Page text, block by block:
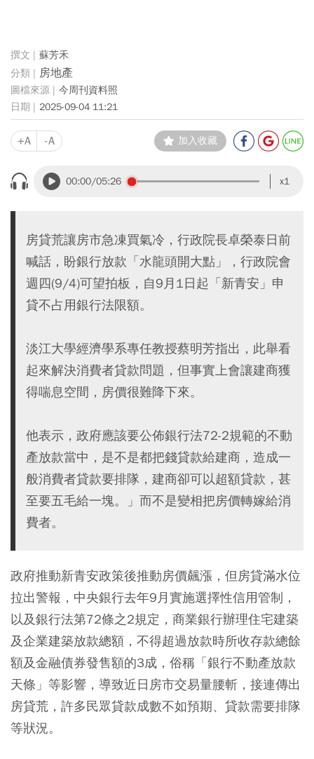
蘇芳禾
房地產
今周刊資料照
2025-09-04 11:21
+A -A 加入收藏
00:00/05:26 x1
房貸荒讓房市急凍買氣冷，行政院長卓榮泰日前
喊話，盼銀行放款「水龍頭開大點」，行政院會
週四(9/4)可望拍板，自9月1日起「新青安」申
貸不占用銀行法限額。
淡江大學經濟學系專任教授蔡明芳指出，此舉看
起來解決消費者貸款問題，但事實上會讓建商獲
得喘息空間，房價很難降下來。
他表示，政府應該要公佈銀行法72-2規範的不動
產放款當中，是不是都把錢貸款給建商，造成一
般消費者貸款要排隊，建商卻可以超額貸款，甚
至要五毛給一塊。」而不是變相把房價轉嫁給消
費者。
政府推動新青安政策後推動房價飆漲，但房貸滿水位
拉出警報，中央銀行去年9月實施選擇性信用管制，
以及銀行法第72條之2規定，商業銀行辦理住宅建築
及企業建築放款總額，不得超過放款時所收存款總餘
額及金融債券發售額的3成，俗稱「銀行不動產放款
天條」等影響，導致近日房市交易量腰斬，接連傳出
房貸荒，許多民眾貸款成數不如預期、貸款需要排隊
等狀況。